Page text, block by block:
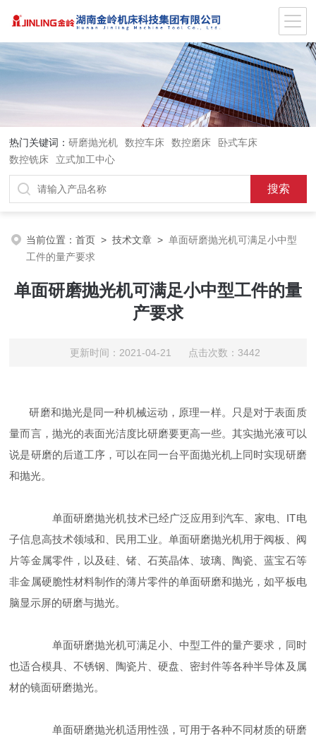
热门关键词：研磨抛光机 数控车床 数控磨床
卧式车床
数控铣床
立式加工中心
当前位置：首页 >技术文章 >单面研磨抛光机可满足小中型
工件的量产要求
单面研磨抛光机可满足小中型工件的量
产要求
更新时间：2021-04-21 点击次数：3442
研磨和抛光是同一种机械运动，原理一样。只是对于表面质
量而言，抛光的表面光洁度比研磨要更高一些。其实抛光液可以
说是研磨的后道工序，可以在同一台平面抛光机上同时实现研磨
和抛光。
单面研磨抛光机技术已经广泛应用到汽车、家电、 IT电
子信息高技术领域和 、民用工业。单面研磨抛光机用于阀板、阀
片等金属零件，以及硅、锗、石英晶体、玻璃、陶瓷、蓝宝石等
非金属硬脆性材料制作的薄片零件的单面研磨和抛光，如平板电
脑显示屏的研磨与抛光。
单面研磨抛光机可满足小、中型工件的量产要求，同时
也适合模具、不锈钢、陶瓷片、硬盘、密封件等各种半导体及属
材的镜面研磨抛光。
单面研磨抛光机适用性强，可用于各种不同材质的研磨